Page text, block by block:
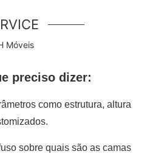
Móveis
preciso dizer:
como estrutura, altura
sobre quais são as camas